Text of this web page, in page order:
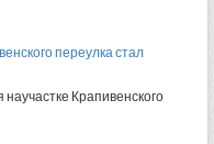
переулка стал
Крапивенского